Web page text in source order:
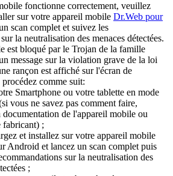
fonctionne correctement, veuillez
sur votre appareil mobile Dr.Web pour
scan complet et suivez les
la neutralisation des menaces détectées.
est bloqué par le Trojan de la famille
message sur la violation grave de la loi
rançon est affiché sur l'écran de
comme suit:
Smartphone ou votre tablette en mode
vous ne savez pas comment faire,
documentation de l'appareil mobile ou
fabricant) ;
et installez sur votre appareil mobile
Android et lancez un scan complet puis
sur la neutralisation des
;